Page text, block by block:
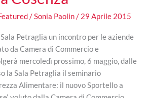
/Sonia Paolin/ 29 Aprile 2015
Petraglia un incontro per le aziende
da Camera di Commercio e
mercoledì prossimo, 6 maggio, dalle
la Sala Petraglia il seminario
Alimentare: il nuovo Sportello a